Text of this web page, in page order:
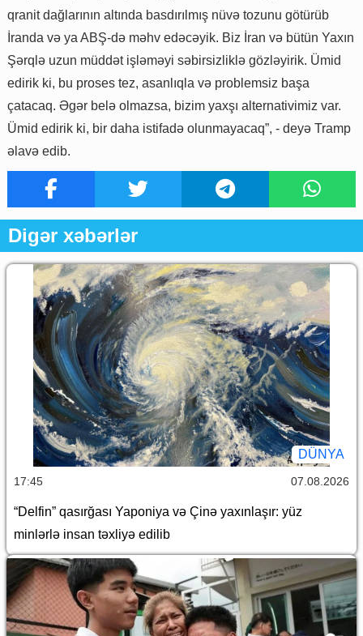
qranit dağlarının altında basdırılmış nüvə tozunu götürüb
İranda və ya ABŞ-də məhv edəcəyik. Biz İran və bütün Yaxın
Şərqlə uzun müddət işləməyi səbirsizliklə gözləyirik. Ümid
edirik ki, bu proses tez, asanlıqla və problemsiz başa
çatacaq. Əgər belə olmazsa, bizim yaxşı alternativimiz var.
Ümid edirik ki, bir daha istifadə olunmayacaq”, - deyə Tramp
əlavə edib.
Digər xəbərlər
DÜNYA
17:45 07.08.2026
“Delfin” qasırğası Yaponiya və Çinə yaxınlaşır: yüz
minlərlə insan təxliyə edilib